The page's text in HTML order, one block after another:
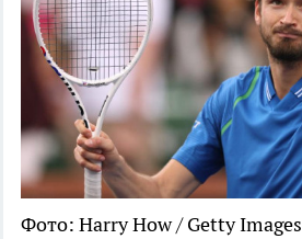
Фото: Harry How / Getty Images